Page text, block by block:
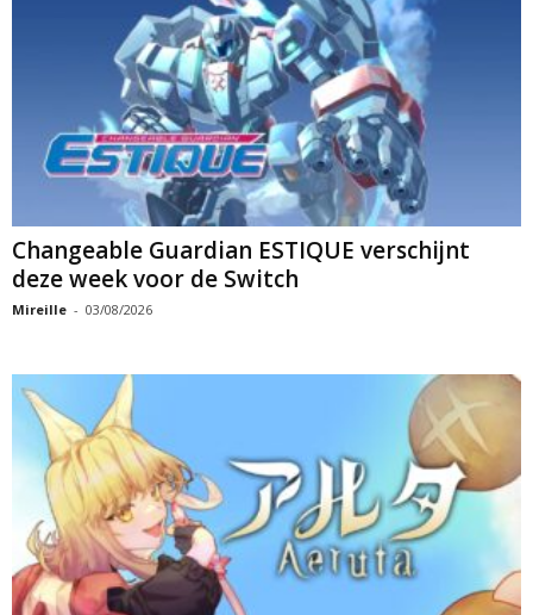
Changeable Guardian ESTIQUE verschijnt
deze week voor de Switch
Mireille - 03/08/2026